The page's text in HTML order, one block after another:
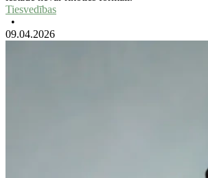
Tiesvedības
•
09.04.2026